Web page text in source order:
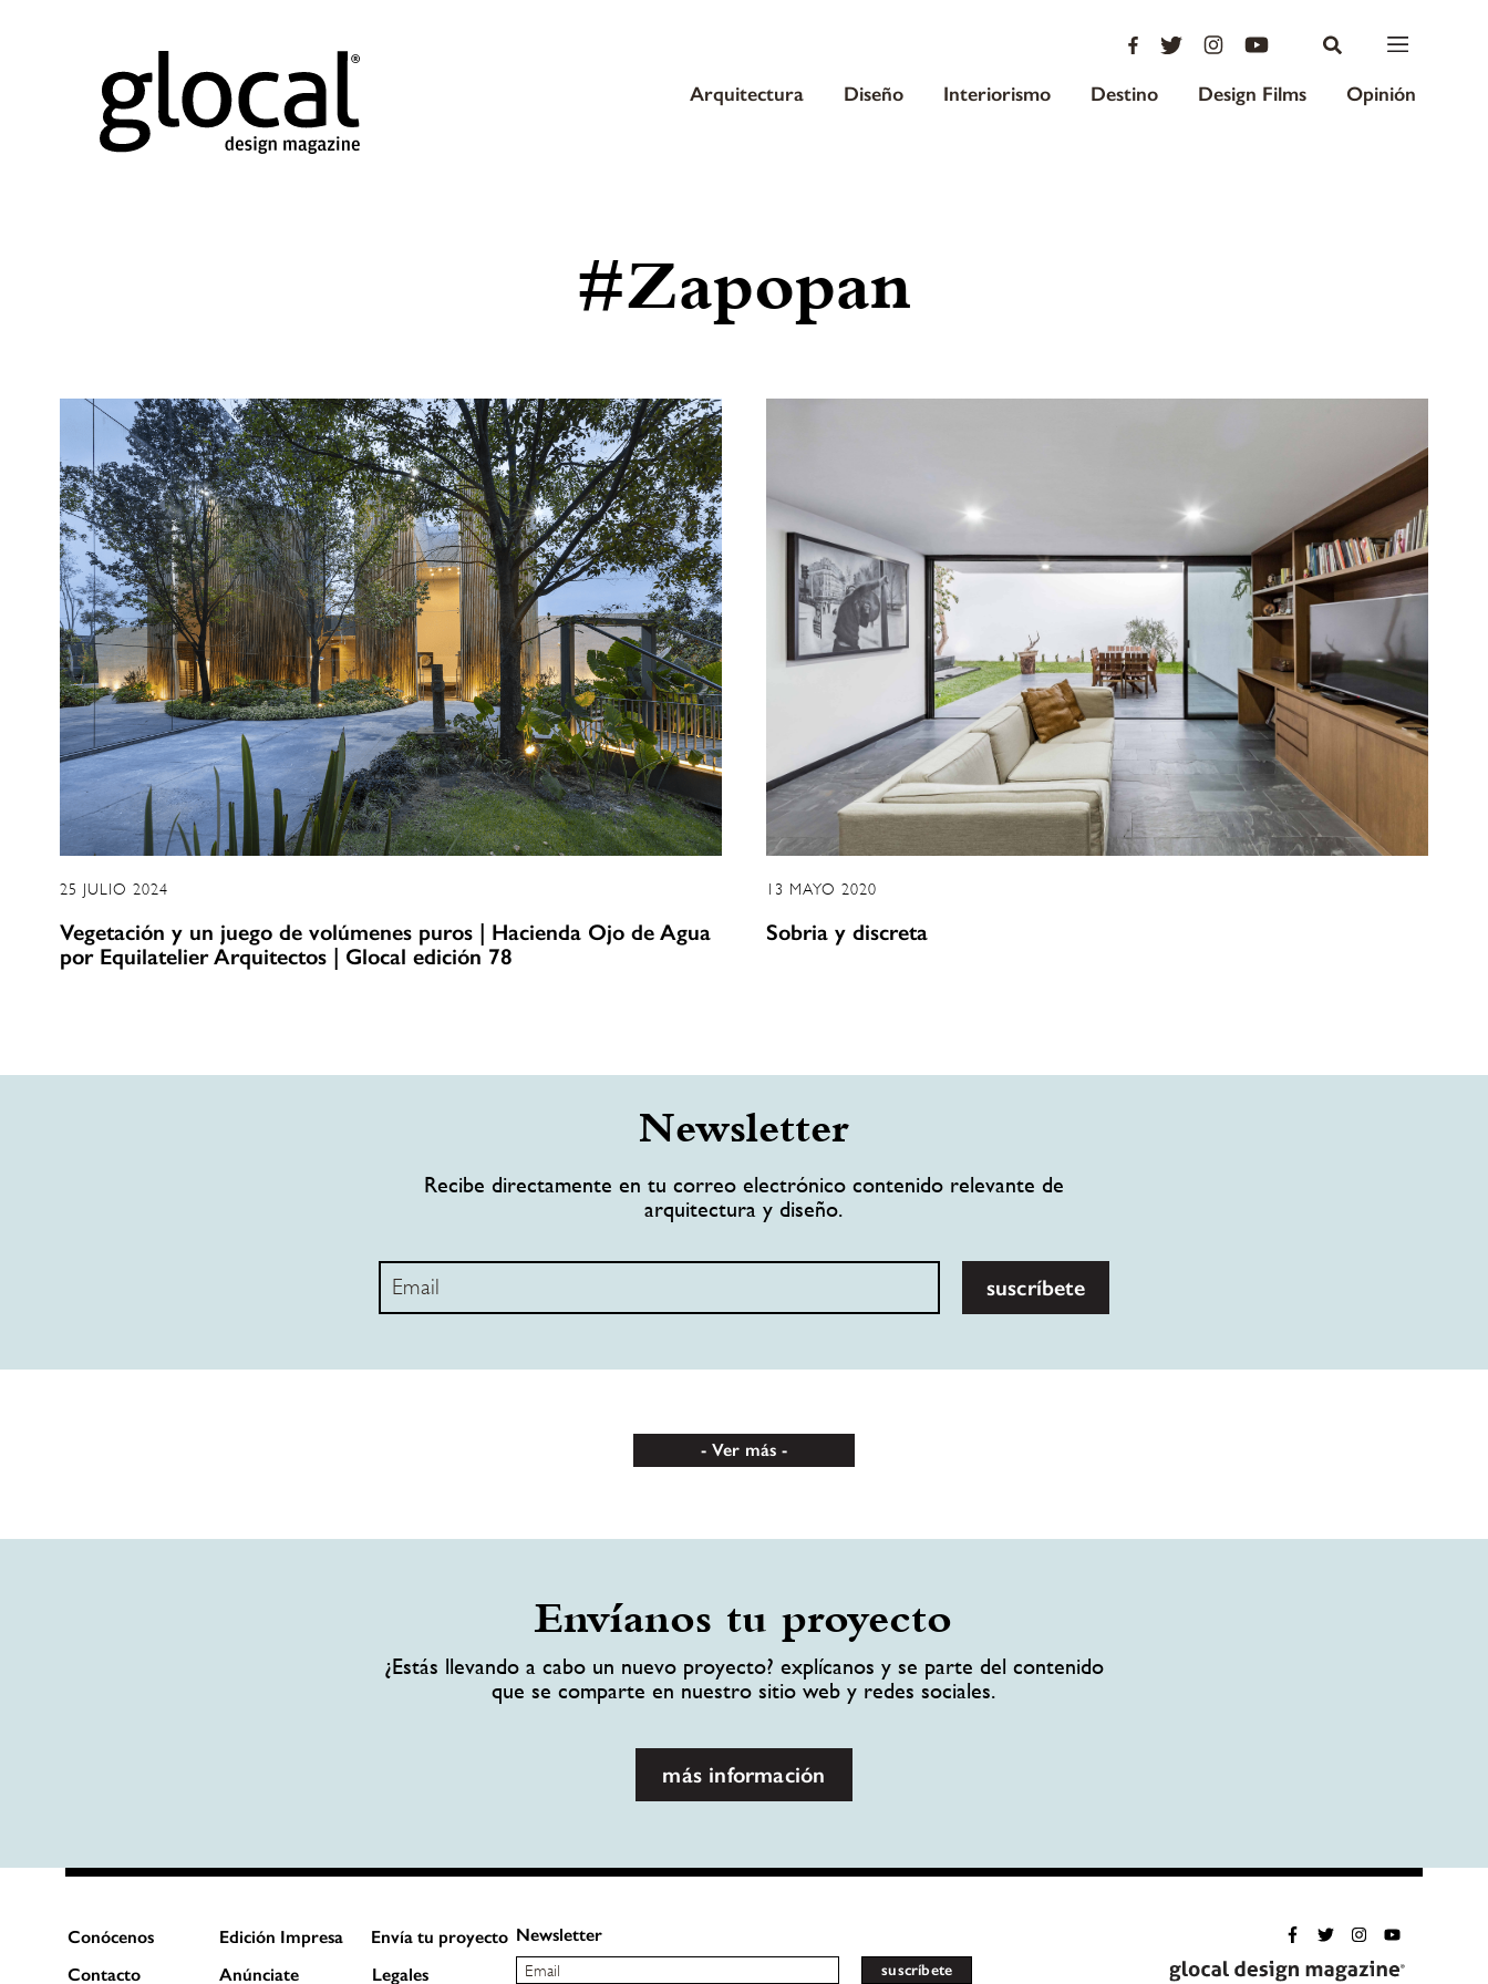
Arquitectura Diseño Interiorismo Destino Design Films Opinión
#Zapopan
25 JULIO 2024
Vegetación y un juego de volúmenes puros | Hacienda Ojo de Agua
por Equilatelier Arquitectos | Glocal edición 78
13 MAYO 2020
Sobria y discreta
Newsletter
Recibe directamente en tu correo electrónico contenido relevante de
arquitectura y diseño.
suscríbete
Ver más
Envíanos tu proyecto
¿Estás llevando a cabo un nuevo proyecto? explícanos y se parte del contenido
que se comparte en nuestro sitio web y redes sociales.
más información
Conócenos Edición Impresa
Envía tu proyecto
Contacto
Anúnciate Legales
Newsletter
suscríbete